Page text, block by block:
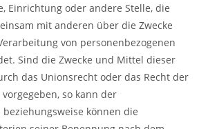
Einrichtung oder andere Stelle, die
mit anderen über die Zwecke
von personenbezogenen
Sind die Zwecke und Mittel dieser
das Unionsrecht oder das Recht der
so kann der
können die